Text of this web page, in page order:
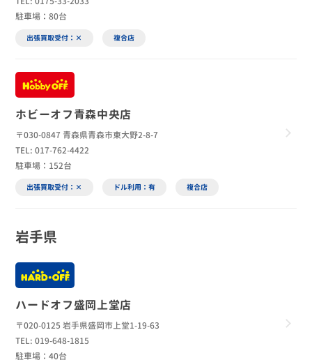
駐車場：80台
出張買取受付：× 複合店
ホビーオフ青森中央店
〒030-0847 青森県青森市東大野2-8-7
TEL: 017-762-4422
駐車場：152台
出張買取受付：× ドル利用：有 複合店
岩手県
ハードオフ盛岡上堂店
〒020-0125 岩手県盛岡市上堂1-19-63
TEL: 019-648-1815
駐車場：40台